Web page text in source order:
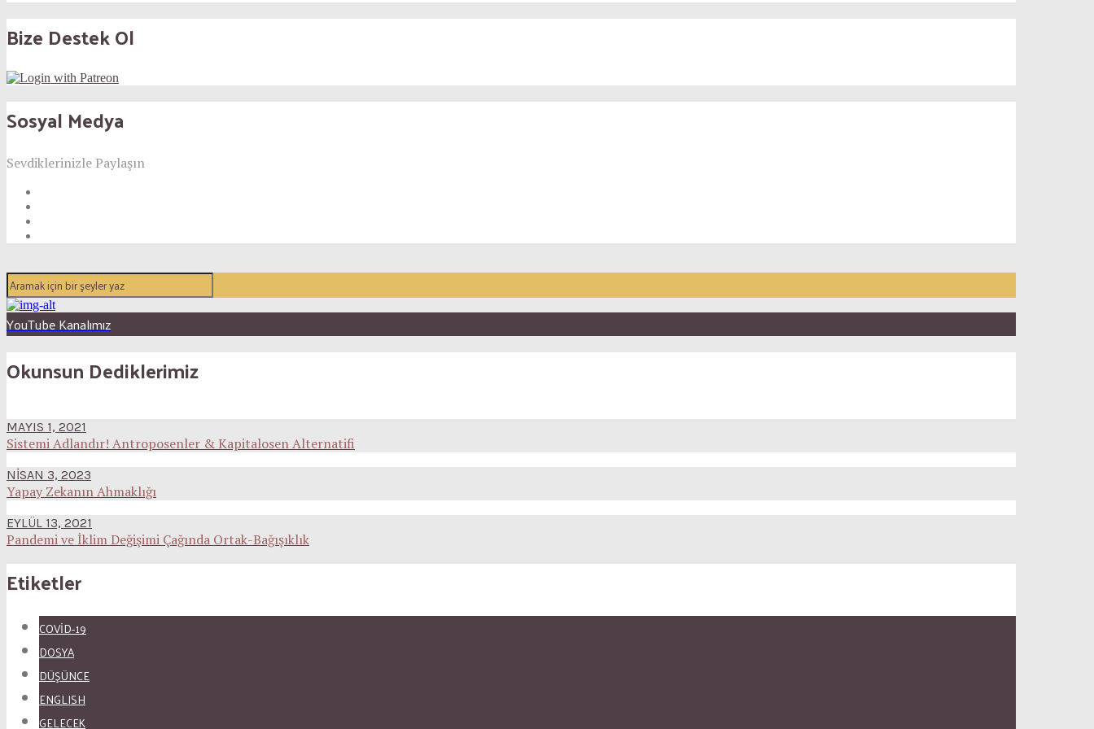
Bize Destek Ol
Sosyal Medya
Sevdiklerinizle Paylaşın
YouTube Kanalımız
Okunsun Dediklerimiz
MAYIS 1, 2021
Sistemi Adlandır! Antroposenler & Kapitalosen Alternatifi
NISAN 3, 2023
Yapay Zekanın Ahmaklığı
EYLÜL 13, 2021
Pandemi ve İklim Değişimi Çağında Ortak-Bağışıklık
Etiketler
COVID-19
DOSYA
DÜŞÜNCE
ENGLISH
GELECEK